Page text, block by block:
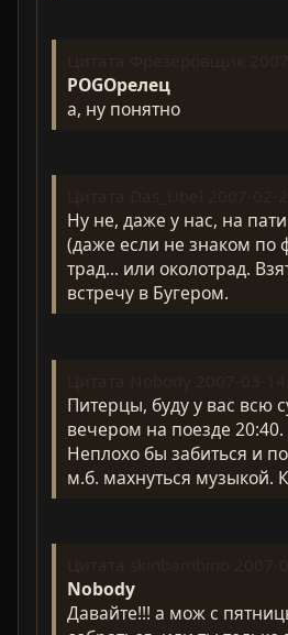
POGOрелец
а, ну понятно
Ну не, даже у нас, на
(даже если не знаком по
трад... или околотрад.
встречу в Бугером.
Питерцы, буду у вас всю
вечером на поезде 20:40.
Неплохо бы забиться и
м.б. махнуться музыкой.
Nobody
Давайте!!! а мож с